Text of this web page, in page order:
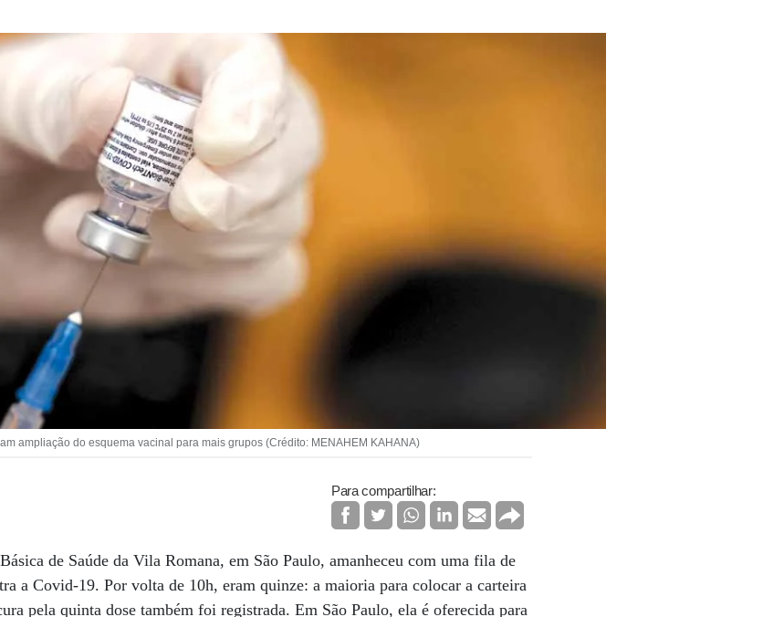
ampliação do esquema vacinal para mais grupos (Crédito: MENAHEM KAHANA)
Para compartilhar:
de Saúde da Vila Romana, em São Paulo, amanheceu com uma fila de
a Covid-19. Por volta de 10h, eram quinze: a maioria para colocar a carteira
pela quinta dose também foi registrada. Em São Paulo, ela é oferecida para